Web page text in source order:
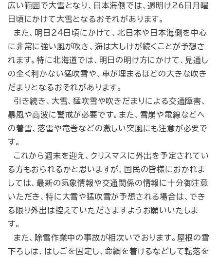
広い範囲で大雪となり、日本海側では、週明け26日月曜
日頃にかけて大雪となるおそれがあります。
また、明日24日頃にかけて、北日本や日本海側を中心
に非常に強い風が吹き、海は大しけが続くことが予想さ
れます。特に北海道では、明日の明け方にかけて、見通し
の全く利かない猛吹雪や、車が埋まるほどの大きな吹き
だまりとなるおそれがあります。
引き続き、大雪、猛吹雪や吹きだまりによる交通障害、
暴風や高波に警戒が必要です。また、雪崩や電線などへ
の着雪、落雷や竜巻などの激しい突風にも注意が必要で
す。
これから週末を迎え、クリスマスに外出を予定されてい
る方もおられるかと思いますが、国民の皆様におかれま
しては、最新の気象情報や交通関係の情報に十分御注意
いただき、特に大雪や猛吹雪が予想される場合は、でき
る限り外出は控えていただきますようお願いいたしま
す。
また、除雪作業中の事故が相次いでおります。屋根の雪
下ろしは、はしごを固定し、命綱を着けるなどして転落を